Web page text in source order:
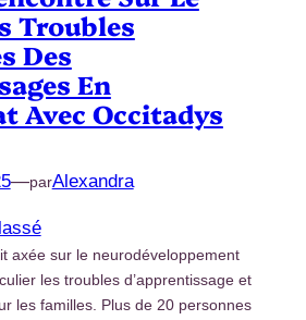
Troubles
Des
En
Avec Occitadys
—parAlexandra
axée sur le neurodéveloppement
les troubles d’apprentissage et
les familles. Plus de 20 personnes